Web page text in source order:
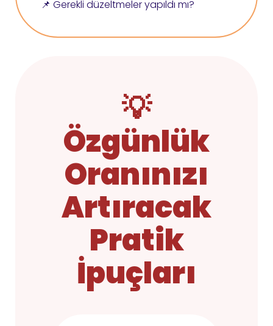
📌 Gerekli düzeltmeler yapıldı mı?
💡
Özgünlük
Oranınızı
Artıracak
Pratik
İpuçları